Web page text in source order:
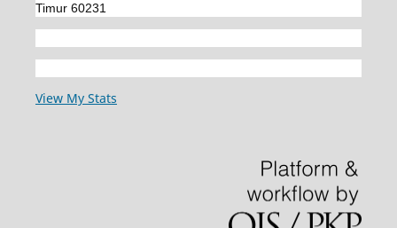
Timur 60231
View My Stats